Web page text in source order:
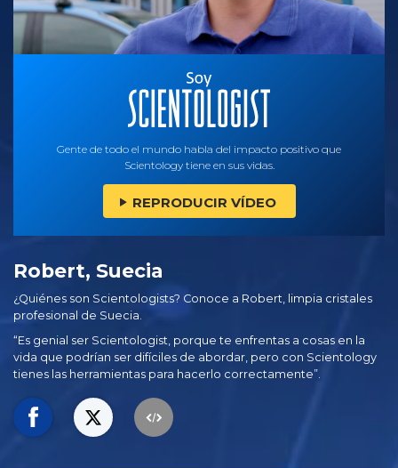
Gente de todo el mundo habla del impacto positivo que
Scientology tiene en sus vidas.
REPRODUCIR VÍDEO
Robert, Suecia
¿Quiénes son Scientologists? Conoce a Robert, limpia cristales
profesional de Suecia.
“Es genial ser Scientologist, porque te enfrentas a cosas en la
vida que podrían ser difíciles de abordar, pero con Scientology
tienes las herramientas para hacerlo correctamente”.